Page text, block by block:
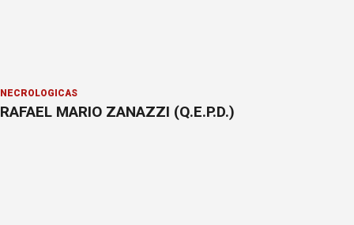
NECROLÓGICAS
RAFAEL MARIO ZANAZZI (Q.E.P.D.)